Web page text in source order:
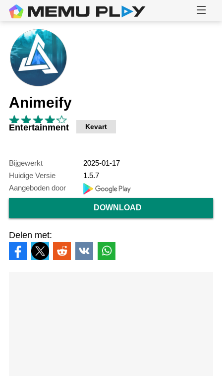
Animeify
Entertainment Kevart
Bijgewerkt
2025-01-17
Huidige Versie
1.5.7
Aangeboden door
DOWNLOAD
Delen met: